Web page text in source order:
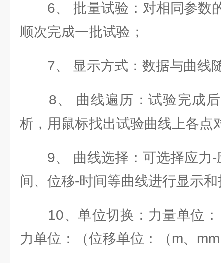
6、 批量试验：对相同参数
顺次完成一批试验；
7、 显示方式：数据与曲线
8、 曲线遍历：试验完成后
析，用鼠标找出试验曲线上各点
9、 曲线选择：可选择应力-
间、位移-时间等曲线进行显示
10、单位切换：力量单位：
力单位：（位移单位：（m、